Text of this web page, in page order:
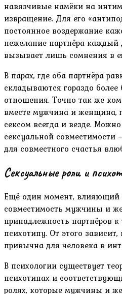
навязчивые намёки на
извращение. Для его
постоянное воздержание
нежелание партнёра каждый
вызывает лишь сомнения в
В парах, где оба партнёра
складываются гораздо
отношения. Точно так же
вместе мужчина и женщина,
сексом всегда и везде.
сексуальной совместимости
для совместного счастья
Сексуальные роли и
Ещё один момент, влияющий
совместимость мужчины и
принадлежность партнёров
психотипу. От этого
привычна для человека в
В психологии существует
психотипах и
ролях, которые мужчины и